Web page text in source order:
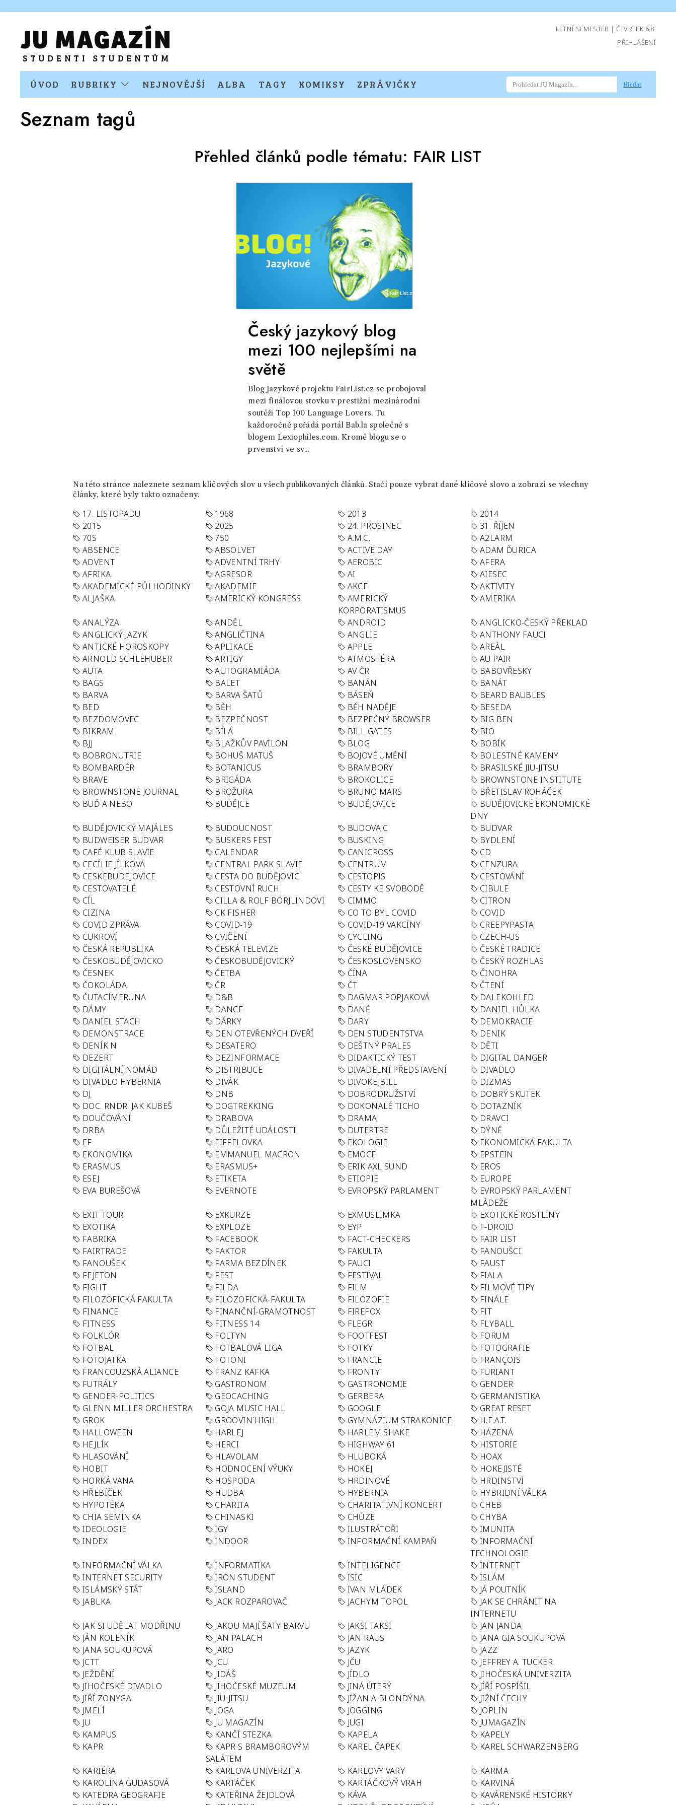
LETNÍ SEMESTER | ČTVRTEK 6.8.
PŘIHLÁŠENÍ
ÚVOD RUBRIKY NEJNOVĚJŠÍ ALBA TAGY KOMIKSY ZPRÁVIČKY Hledat
Seznam tagů
Přehled článků podle tématu: FAIR LIST
Český jazykový blog
mezi 100 nejlepšími na
světě
Blog Jazykové projektu FairList.cz se probojoval
mezi finálovou stovku v prestižní mezinárodní
soutěži Top 100 Language Lovers. Tu
každoročně pořádá portál Bab.la společně s
blogem Lexiophiles.com. Kromě blogu se o
prvenství ve sv...
Na této stránce naleznete seznam klíčových slov u všech publikovaných článků. Stačí pouze vybrat dané klíčové slovo a zobrazí se všechny
články, které byly takto označeny.
17. LISTOPADU 1968 2013
2014
2015
2025 24. PROSINEC
31. ŘÍJEN
70S
750 A.M.C.
A2LARM
ABSENCE
ABSOLVET ACTIVE DAY
ADAM ĎURICA
ADVENT
ADVENTNÍ TRHY AEROBIC
AFERA
AFRIKA
AGRESOR AI
AIESEC
AKADEMICKÉ PŮLHODINKY
AKADEMIE AKCE
AKTIVITY
ALJAŠKA
AMERICKÝ KONGRESS
AMERICKÝ
KORPORATISMUS
AMERIKA
ANALÝZA ANDĚL ANDROID
ANGLICKO-ČESKÝ PŘEKLAD
ANGLICKÝ JAZYK
ANGLIČTINA ANGLIE
ANTHONY FAUCI
ANTICKÉ HOROSKOPY
APLIKACE APPLE
AREÁL
ARNOLD SCHLEHUBER
ARTIGY ATMOSFÉRA
AU PAIR
AUTA
AUTOGRAMIÁDA AV ČR
BABOVŘESKY
BAGS
BALET BANÁN
BANÁT
BARVA
BARVA ŠATŮ BÁSEŇ
BEARD BAUBLES
BED
BĚH BĚH NADĚJE
BESEDA
BEZDOMOVEC
BEZPEČNOST BEZPEČNÝ BROWSER
BIG BEN
BIKRAM
BÍLÁ BILL GATES
BIO
BJJ
BLAŽKŮV PAVILON BLOG
BOBÍK
BOBRONUTRIE
BOHUŠ MATUŠ BOJOVÉ UMĚNÍ
BOLESTNÉ KAMENY
BOMBARDÉR
BOTANICUS BRAMBORY
BRASILSKÉ JIU-JITSU
BRAVE
BRIGÁDA BROKOLICE
BROWNSTONE INSTITUTE
BROWNSTONE JOURNAL
BROŽURA BRUNO MARS
BŘETISLAV ROHÁČEK
BUĎ A NEBO
BUDĚJCE BUDĚJOVICE
BUDĚJOVICKÉ EKONOMICKÉ
DNY
BUDĚJOVICKÝ MAJÁLES
BUDOUCNOST BUDOVA C
BUDVAR
BUDWEISER BUDVAR
BUSKERS FEST BUSKING
BYDLENÍ
CAFÉ KLUB SLAVIE
CALENDAR CANICROSS
CD
CECÍLIE JÍLKOVÁ
CENTRAL PARK SLAVIE CENTRUM
CENZURA
CESKEBUDEJOVICE
CESTA DO BUDĚJOVIC CESTOPIS
CESTOVÁNÍ
CESTOVATELÉ
CESTOVNÍ RUCH CESTY KE SVOBODĚ
CIBULE
CÍL
CILLA & ROLF BÖRJLINDOVI CIMMO
CITRON
CIZINA
CK FISHER CO TO BYL COVID
COVID
COVID ZPRÁVA
COVID-19 COVID-19 VAKCÍNY
CREEPYPASTA
CUKROVÍ
CVIČENÍ CYCLING
CZECH-US
ČESKÁ REPUBLIKA
ČESKÁ TELEVIZE ČESKÉ BUDĚJOVICE
ČESKÉ TRADICE
ČESKOBUDĚJOVICKO
ČESKOBUDĚJOVICKÝ ČESKOSLOVENSKO
ČESKÝ ROZHLAS
ČESNEK
ČETBA ČÍNA
ČINOHRA
ČOKOLÁDA
ČR ČT
ČTENÍ
ČUTACÍMERUNA
D&B DAGMAR POPJAKOVÁ
DALEKOHLED
DÁMY
DANCE DANĚ
DANIEL HŮLKA
DANIEL STACH
DÁRKY DARY
DEMOKRACIE
DEMONSTRACE
DEN OTEVŘENÝCH DVEŘÍ DEN STUDENTSTVA
DENIK
DENÍK N
DESATERO DEŠTNÝ PRALES
DĚTI
DEZERT
DEZINFORMACE DIDAKTICKÝ TEST
DIGITAL DANGER
DIGITÁLNÍ NOMÁD
DISTRIBUCE DIVADELNÍ PŘEDSTAVENÍ
DIVADLO
DIVADLO HYBERNIA
DIVÁK DIVOKEJBILL
DIZMAS
DJ
DNB DOBRODRUŽSTVÍ
DOBRÝ SKUTEK
DOC. RNDR. JAK KUBEŠ
DOGTREKKING DOKONALÉ TICHO
DOTAZNÍK
DOUČOVÁNÍ
DRABOVA DRAMA
DRAVCI
DRBA
DŮLEŽITÉ UDÁLOSTI DUTERTRE
DÝNĚ
EF
EIFFELOVKA EKOLOGIE
EKONOMICKÁ FAKULTA
EKONOMIKA
EMMANUEL MACRON EMOCE
EPSTEIN
ERASMUS
ERASMUS+ ERIK AXL SUND
EROS
ESEJ
ETIKETA ETIOPIE
EUROPE
EVA BUREŠOVÁ
EVERNOTE EVROPSKÝ PARLAMENT
EVROPSKÝ PARLAMENT
MLÁDEŽE
EXIT TOUR
EXKURZE EXMUSLIMKA
EXOTICKÉ ROSTLINY
EXOTIKA
EXPLOZE EYP
F-DROID
FABRIKA
FACEBOOK FACT-CHECKERS
FAIR LIST
FAIRTRADE
FAKTOR FAKULTA
FANOUŠCI
FANOUŠEK
FARMA BEZDÍNEK FAUCI
FAUST
FEJETON
FEST FESTIVAL
FIALA
FIGHT
FILDA FILM
FILMOVÉ TIPY
FILOZOFICKÁ FAKULTA
FILOZOFICKÁ-FAKULTA FILOZOFIE
FINÁLE
FINANCE
FINANČNÍ-GRAMOTNOST FIREFOX
FIT
FITNESS
FITNESS 14 FLEGR
FLYBALL
FOLKLÓR
FOLTYN FOOTFEST
FORUM
FOTBAL
FOTBALOVÁ LIGA FOTKY
FOTOGRAFIE
FOTOJATKA
FOTONI FRANCIE
FRANÇOIS
FRANCOUZSKÁ ALIANCE
FRANZ KAFKA FRONTY
FURIANT
FUTRÁLY
GASTRONOM GASTRONOMIE
GENDER
GENDER-POLITICS
GEOCACHING GERBERA
GERMANISTIKA
GLENN MILLER ORCHESTRA
GOJA MUSIC HALL GOOGLE
GREAT RESET
GROK
GROOVIN´HIGH GYMNÁZIUM STRAKONICE
H.E.A.T.
HALLOWEEN
HARLEJ HARLEM SHAKE
HÁZENÁ
HEJLÍK
HERCI HIGHWAY 61
HISTORIE
HLASOVÁNÍ
HLAVOLAM HLUBOKÁ
HOAX
HOBIT
HODNOCENÍ VÝUKY HOKEJ
HOKEJISTÉ
HORKÁ VANA
HOSPODA HRDINOVÉ
HRDINSTVÍ
HŘEBÍČEK
HUDBA HYBERNIA
HYBRIDNÍ VÁLKA
HYPOTÉKA
CHARITA CHARITATIVNÍ KONCERT
CHEB
CHIA SEMÍNKA
CHINASKI CHŮZE
CHYBA
IDEOLOGIE
IGY ILUSTRÁTOŘI
IMUNITA
INDEX
INDOOR INFORMAČNÍ KAMPAŇ
INFORMAČNÍ
TECHNOLOGIE
INFORMAČNÍ VÁLKA
INFORMATIKA INTELIGENCE
INTERNET
INTERNET SECURITY
IRON STUDENT ISIC
ISLÁM
ISLÁMSKÝ STÁT
ISLAND IVAN MLÁDEK
JÁ POUTNÍK
JABLKA
JACK ROZPAROVAČ JACHYM TOPOL
JAK SE CHRÁNIT NA
INTERNETU
JAK SI UDĚLAT MODŘINU
JAKOU MAJÍ ŠATY BARVU JAKSI TAKSI
JAN JANDA
JÁN KOLENÍK
JAN PALACH JAN RAUS
JANA GIA SOUKUPOVÁ
JANA SOUKUPOVÁ
JARO JAZYK
JAZZ
JCTT
JCU JČU
JEFFREY A. TUCKER
JEŽDĚNÍ
JIDÁŠ JÍDLO
JIHOČESKÁ UNIVERZITA
JIHOČESKÉ DIVADLO
JIHOČESKÉ MUZEUM JINÁ ÚTERÝ
JÍŘÍ POSPÍŠIL
JIŘÍ ZONYGA
JIU-JITSU JIŽAN A BLONDÝNA
JIŽNÍ ČECHY
JMELÍ
JOGA JOGGING
JOPLIN
JU
JU MAGAZÍN JUGI
JUMAGAZÍN
KAMPUS
KANČÍ STEZKA KAPELA
KAPELY
KAPR
KAPR S BRAMBOROVÝM
SALÁTEM
KAREL ČAPEK KAREL SCHWARZENBERG
KARIÉRA KARLOVA UNIVERZITA KARLOVY VARY
KARMA
KAROLÍNA GUDASOVÁ
KARTÁČEK KARTÁČKOVÝ VRAH
KARVINÁ
KATEDRA GEOGRAFIE
KATEŘINA ŽEJDLOVÁ KÁVA
KAVÁRENSKÉ HISTORKY